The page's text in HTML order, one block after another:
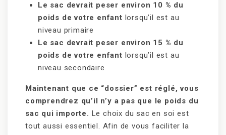
Le sac devrait peser environ 10 % du
poids de votre enfant lorsqu’il est au
niveau primaire
Le sac devrait peser environ 15 % du
poids de votre enfant lorsqu’il est au
niveau secondaire
Maintenant que ce “dossier” est réglé, vous
comprendrez qu’il n’y a pas que le poids du
sac qui importe. Le choix du sac en soi est
tout aussi essentiel. Afin de vous faciliter la